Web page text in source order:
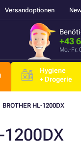
Versandoptionen
+43
Mo.-Fr.
Hygiene
+ Drogerie
BROTHER HL-1200DX
1200DX